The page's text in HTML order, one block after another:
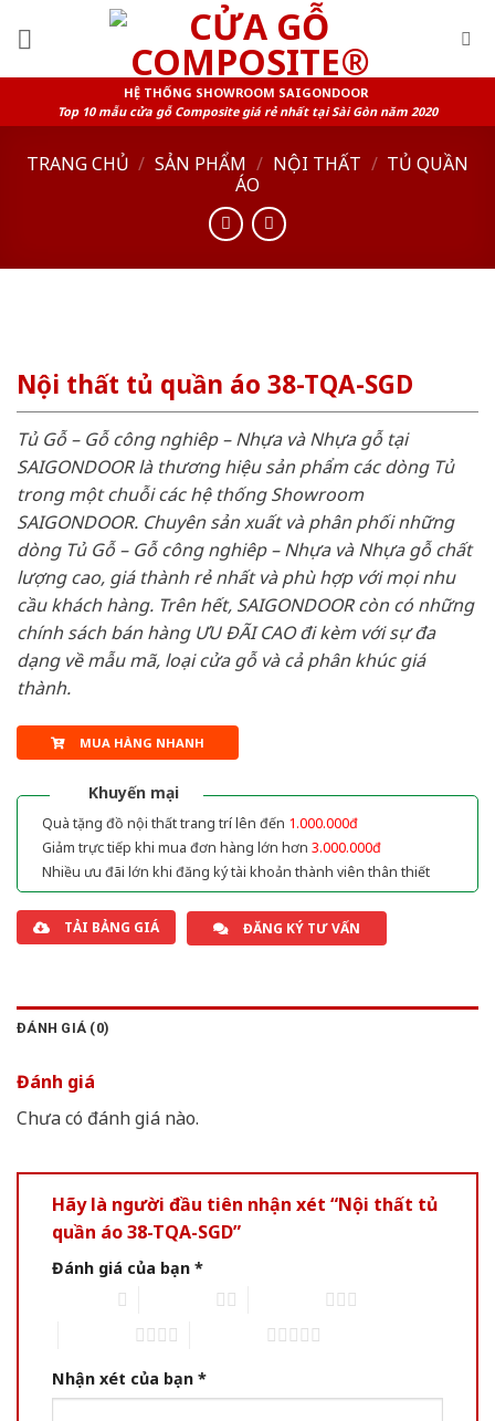
HỆ THỐNG SHOWROOM SAIGONDOOR
Top 10 mẫu cửa gỗ Composite giá rẻ nhất tại Sài Gòn năm 2020
TRANG CHỦ / SẢN PHẨM / NỘI THẤT / TỦ QUẦN
ÁO
Nội thất tủ quần áo 38-TQA-SGD
Tủ Gỗ – Gỗ công nghiêp – Nhựa và Nhựa gỗ tại
SAIGONDOOR là thương hiệu sản phẩm các dòng Tủ
trong một chuỗi các hệ thống Showroom
SAIGONDOOR. Chuyên sản xuất và phân phối những
dòng Tủ Gỗ – Gỗ công nghiêp – Nhựa và Nhựa gỗ chất
lượng cao, giá thành rẻ nhất và phù hợp với mọi nhu
cầu khách hàng. Trên hết, SAIGONDOOR còn có những
chính sách bán hàng ƯU ĐÃI CAO đi kèm với sự đa
dạng về mẫu mã, loại cửa gỗ và cả phân khúc giá
thành.
MUA HÀNG NHANH
Khuyến mại
Quà tặng đồ nội thất trang trí lên đến 1.000.000đ
Giảm trực tiếp khi mua đơn hàng lớn hơn 3.000.000đ
Nhiều ưu đãi lớn khi đăng ký tài khoản thành viên thân thiết
TẢI BẢNG GIÁ ĐĂNG KÝ TƯ VẤN
ĐÁNH GIÁ (0)
Đánh giá
Chưa có đánh giá nào.
Hãy là người đầu tiên nhận xét “Nội thất tủ
quần áo 38-TQA-SGD”
Đánh giá của bạn *
Nhận xét của bạn *